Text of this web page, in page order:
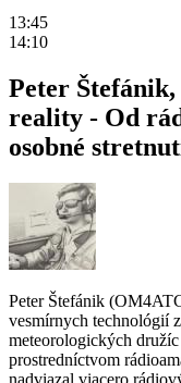
13:45
14:10
Peter
reality - Od
osobné
Peter Štefánik
vesmírnych technológií
meteorologických
prostredníctvom